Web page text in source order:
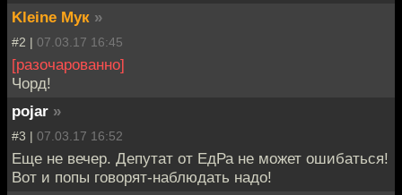
Kleine Мук »
#2 | 07.03.17 16:45
[разочарованно]
Чорд!
pojar »
#3 | 07.03.17 16:52
Еще не вечер. Депутат от ЕдРа не может ошибаться!
Вот и попы говорят-наблюдать надо!